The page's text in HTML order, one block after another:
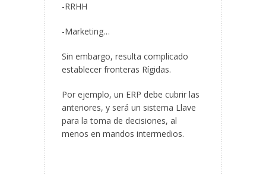
-RRHH
-Marketing…
Sin embargo, resulta complicado
establecer fronteras Rígidas.
Por ejemplo, un ERP debe cubrir las
anteriores, y será un sistema Llave
para la toma de decisiones, al
menos en mandos intermedios.